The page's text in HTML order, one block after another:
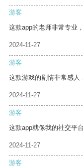
游客
这款app的老师非常专业
2024-11-27
游客
这款游戏的剧情非常感人
2024-11-27
游客
这款app就像我的社交平
2024-11-27
游客